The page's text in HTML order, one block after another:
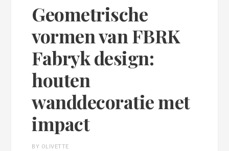
Geometrische
vormen van FBRK
Fabryk design:
houten
wanddecoratie met
impact
BY OLIVETTE